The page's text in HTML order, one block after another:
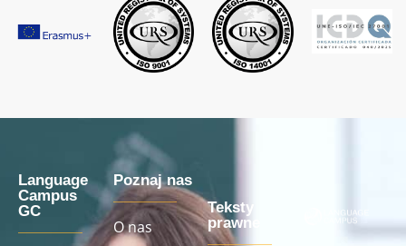
Language
Campus
GC
Poznaj nas
O nas
Teksty
prawne